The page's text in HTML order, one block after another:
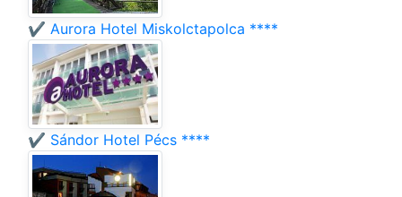
✔️ Aurora Hotel Miskolctapolca ****
✔️ Sándor Hotel Pécs ****